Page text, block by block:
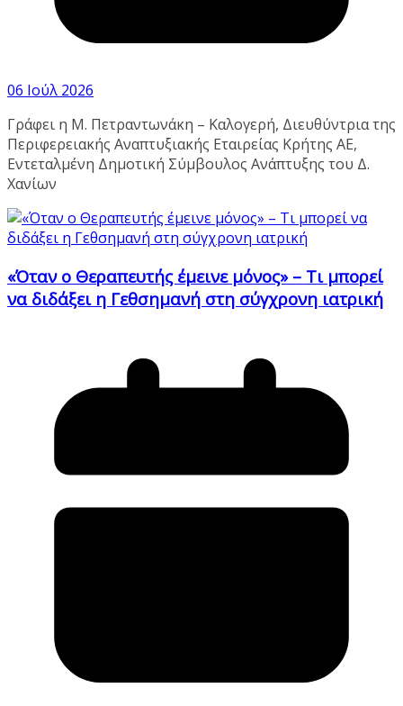
06 Ιούλ 2026
Γράφει η Μ. Πετραντωνάκη – Καλογερή, Διευθύντρια της
Περιφερειακής Αναπτυξιακής Εταιρείας Κρήτης ΑΕ,
Εντεταλμένη Δημοτική Σύμβουλος Ανάπτυξης του Δ.
Χανίων
«Όταν ο Θεραπευτής έμεινε μόνος» – Τι μπορεί
να διδάξει η Γεθσημανή στη σύγχρονη ιατρική